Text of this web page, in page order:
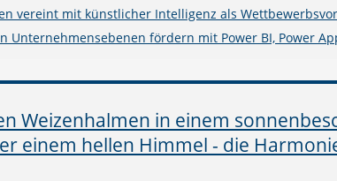
vereint mit künstlicher Intelligenz als
Unternehmensebenen fördern mit Power BI, Power